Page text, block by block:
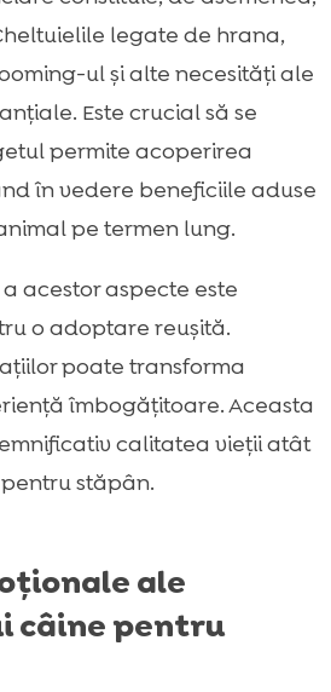
legate de hrana,
ul și alte necesități ale
Este crucial să se
permite acoperirea
în vedere beneficiile aduse
pe termen lung.
acestor aspecte este
o adoptare reușită.
poate transforma
îmbogățitoare. Aceasta
calitatea vieții atât
stăpân.
ale
câine pentru